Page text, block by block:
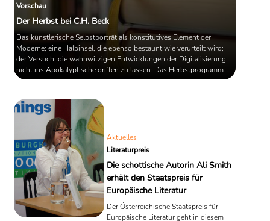
Vorschau
Der Herbst bei C.H. Beck
Das künstlerische Selbstporträt als konstitutives Element der
Moderne; eine Halbinsel, die ebenso bestaunt wie verurteilt wird;
der Versuch, die wahnwitzigen Entwicklungen der Digitalisierung
nicht ins Apokalyptische driften zu lassen: Das Herbstprogramm
des C. H. Beck-Verlags bietet eine riesige, facettenreiche Auswahl
Aktuelles
Literaturpreis
Die schottische Autorin Ali Smith
erhält den Staatspreis für
Europäische Literatur
Der Österreichische Staatspreis für
Europäische Literatur geht in diesem